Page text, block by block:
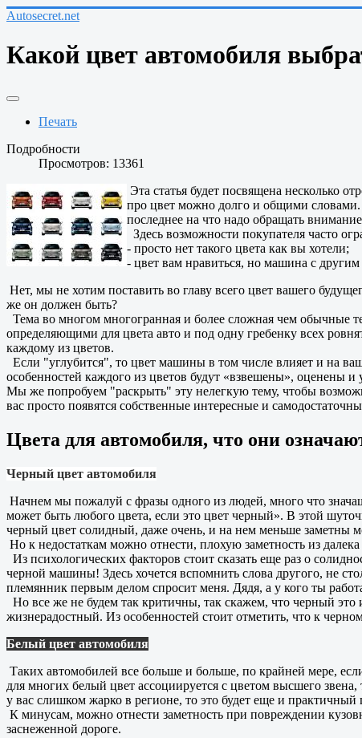
Autosecret.net
Какой цвет автомобиля
Печать
Подробности
Просмотров: 13361
Эта статья будет посвящена несколько
про цвет можно долго и общими словами.
последнее на что надо обращать
Здесь возможности покупателя часто
- просто нет такого цвета как вы хотели;
- цвет вам нравиться, но машина с
Нет, мы не хотим поставить во главу всего цвет вашего
же он должен быть?
Тема во многом многогранная и более сложная чем обычные
определяющими для цвета авто и под одну гребенку всех
каждому из цветов.
Если "углубится", то цвет машины в том числе влияет и на
особенностей каждого из цветов будут «взвешены», оценены
Мы же попробуем "раскрыть" эту нелегкую тему, чтобы
вас просто появятся собственные интересные и
Цвета для автомобиля, что они
Черный цвет автомобиля
Начнем мы пожалуй с фразы одного из людей, много что
может быть любого цвета, если это цвет черный». В этой
черный цвет солидный, даже очень, и на нем меньше заметны
Но к недостаткам можно отнести, плохую заметность из далека
Из психологических факторов стоит сказать еще раз о
черной машины! Здесь хочется вспомнить слова другого, не
племянник первым делом спросит меня. Дядя, а у кого ты
Но все же не будем так критичны, так скажем, что черный это
жизнерадостный. Из особенностей стоит отметить, что к
Белый цвет автомобиля
Таких автомобилей все больше и больше, по крайней мере,
для многих белый цвет ассоциируется с цветом высшего
у вас слишком жарко в регионе, то это будет еще и практичный
К минусам, можно отнести заметность при повреждении
заснеженной дороге.